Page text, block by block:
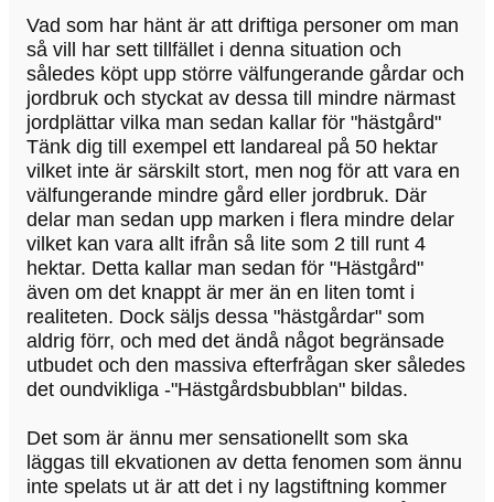
Vad som har hänt är att driftiga personer om man
så vill har sett tillfället i denna situation och
således köpt upp större välfungerande gårdar och
jordbruk och styckat av dessa till mindre närmast
jordplättar vilka man sedan kallar för "hästgård"
Tänk dig till exempel ett landareal på 50 hektar
vilket inte är särskilt stort, men nog för att vara en
välfungerande mindre gård eller jordbruk. Där
delar man sedan upp marken i flera mindre delar
vilket kan vara allt ifrån så lite som 2 till runt 4
hektar. Detta kallar man sedan för "Hästgård"
även om det knappt är mer än en liten tomt i
realiteten. Dock säljs dessa "hästgårdar" som
aldrig förr, och med det ändå något begränsade
utbudet och den massiva efterfrågan sker således
det oundvikliga -"Hästgårdsbubblan" bildas.
Det som är ännu mer sensationellt som ska
läggas till ekvationen av detta fenomen som ännu
inte spelats ut är att det i ny lagstiftning kommer